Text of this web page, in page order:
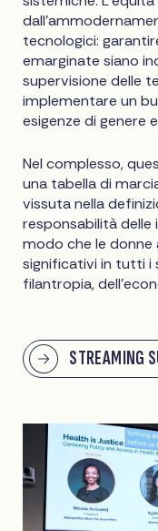
tecnologici:
emarginate siano
supervisione delle
implementare un
esigenze di genere
Nel complesso,
una tabella di
vissuta nella
responsabilità delle
modo che le donne
significativi in tutti i
filantropia,
STREAMING